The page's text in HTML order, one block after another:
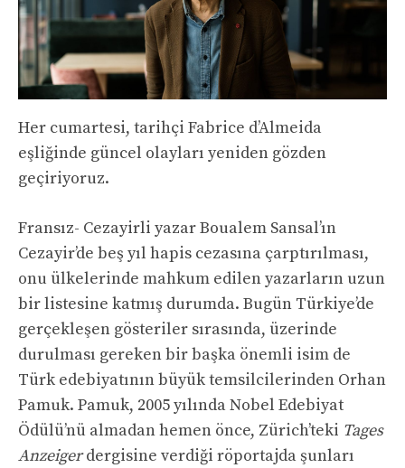
Her cumartesi, tarihçi Fabrice d’Almeida
eşliğinde güncel olayları yeniden gözden
geçiriyoruz.
Fransız- Cezayirli yazar Boualem Sansal’ın
Cezayir’de beş yıl hapis cezasına çarptırılması,
onu ülkelerinde mahkum edilen yazarların uzun
bir listesine katmış durumda. Bugün Türkiye’de
gerçekleşen gösteriler sırasında, üzerinde
durulması gereken bir başka önemli isim de
Türk edebiyatının büyük temsilcilerinden Orhan
Pamuk. Pamuk, 2005 yılında Nobel Edebiyat
Ödülü’nü almadan hemen önce, Zürich’teki Tages
Anzeigerdergisine verdiği röportajda şunları